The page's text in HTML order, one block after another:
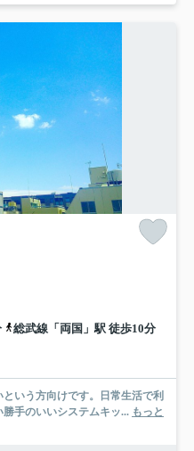
総武線「両国」駅 徒歩10分
いう方向けです。日常生活で利
手のいいシステムキッ... もっと